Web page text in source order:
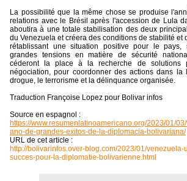
La possibilité que la même chose se produise
relations avec le Brésil après l'accession de Lula
aboutira à une totale stabilisation des deux
du Venezuela et créera des conditions de stabilité et
rétablissant une situation positive pour le pays,
grandes tensions en matière de sécurité
céderont la place à la recherche de
négociation, pour coordonner des actions dans la
drogue, le terrorisme et la délinquance organisée.
Traduction Françoise Lopez pour Bolivar infos
Source en espagnol :
https://www.resumenlatinoamericano.org/2023/01/
ano-de-grandes-exitos-de-la-diplomacia-bolivariana/
URL de cet article :
http://bolivarinfos.over-blog.com/2023/01/
succes-pour-la-diplomatie-bolivarienne.html